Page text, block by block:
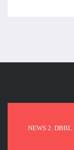
NEWS 2. DBBL